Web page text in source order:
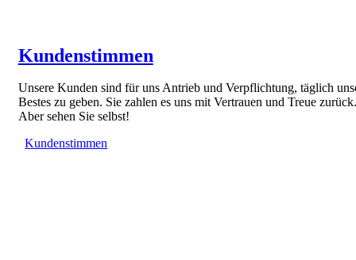
Kundenstimmen
Unsere Kunden sind für uns Antrieb und Verpflichtung, täglich
Bestes zu geben. Sie zahlen es uns mit Vertrauen und Treue zurück.
Aber sehen Sie selbst!
Kundenstimmen